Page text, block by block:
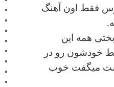
فقط اون آهنگ
همه این
خودشون رو در
میگفت خوب